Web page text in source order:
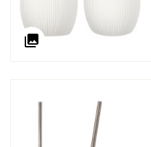
collections